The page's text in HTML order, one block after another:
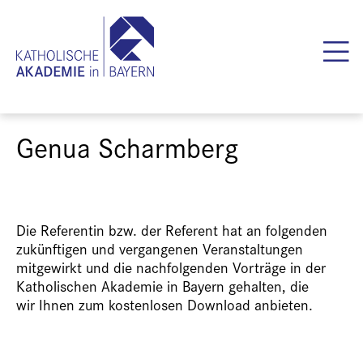
Genua Scharmberg
Die Referentin bzw. der Referent hat an folgenden
zukünftigen und vergangenen Veranstaltungen
mitgewirkt und die nachfolgenden Vorträge in der
Katholischen Akademie in Bayern gehalten, die
wir Ihnen zum kostenlosen Download anbieten.